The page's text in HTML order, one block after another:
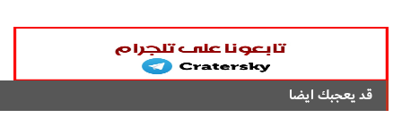
قد يعجبك ايضا